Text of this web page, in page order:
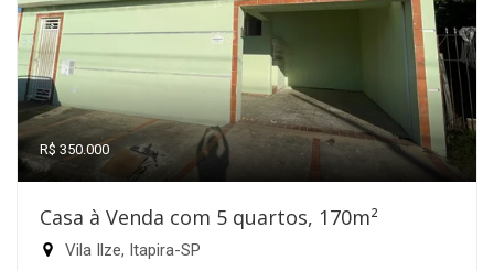
R$ 350.000
Casa à Venda com 5 quartos, 170m²
Vila Ilze, Itapira-SP